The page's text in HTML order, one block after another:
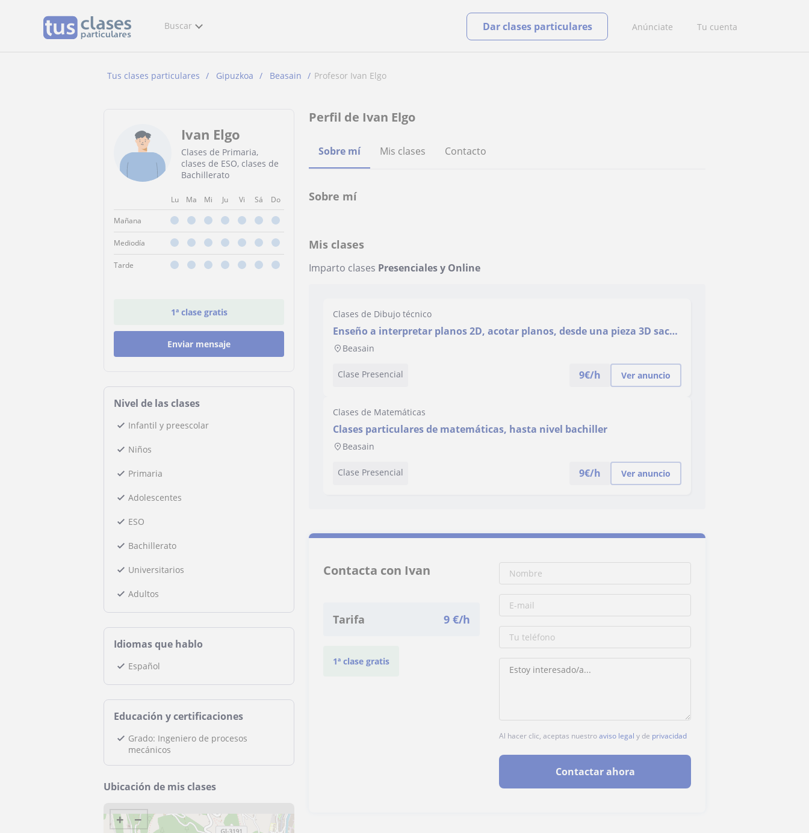
Buscar Anúnciate Tu cuenta
Dar clases particulares
Tus clases particulares Gipuzkoa Beasain Profesor Ivan Elgo
Ivan Elgo
Clases de Primaria,
clases de ESO, clases de
Bachillerato
Lu Ma Mi Ju Vi Sá Do
Mañana
Mediodía
Tarde
1ª clase gratis
Enviar mensaje
Nivel de las clases
Infantil y preescolar
Niños
Primaria
Adolescentes
ESO
Bachillerato
Universitarios
Adultos
Idiomas que hablo
Español
Educación y certificaciones
Grado: Ingeniero de procesos
mecánicos
Ubicación de mis clases
+ −
Perfil de Ivan Elgo
Sobre mí Mis clases Contacto
Sobre mí
Mis clases
Imparto clases Presenciales y Online
Clases de Dibujo técnico
Enseño a interpretar planos 2D, acotar planos, desde una pieza 3D sacar
vistas 2D tanto a mano como ordenador
Beasain
Clase Presencial 9€/h Ver anuncio
Clases de Matemáticas
Clases particulares de matemáticas, hasta nivel bachiller
Beasain
Clase Presencial 9€/h Ver anuncio
Contacta con Ivan
Tarifa 9 €/h
1ª clase gratis
Al hacer clic, aceptas nuestroaviso legal y de privacidad
Contactar ahora